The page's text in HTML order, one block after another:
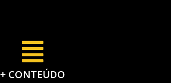
+ CONTEÚDO